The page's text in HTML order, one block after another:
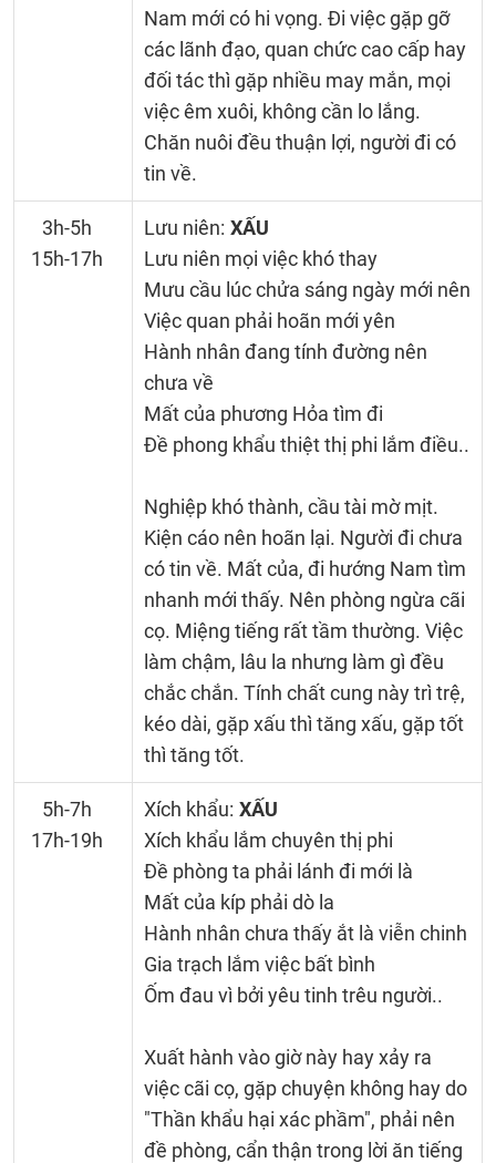
Nam mới có hi vọng. Đi việc gặp gỡ
các lãnh đạo, quan chức cao cấp hay
đối tác thì gặp nhiều may mắn, mọi
việc êm xuôi, không cần lo lắng.
Chăn nuôi đều thuận lợi, người đi có
tin về.
3h-5h
15h-17h
Lưu niên: XẤU
Lưu niên mọi việc khó thay
Mưu cầu lúc chửa sáng ngày mới nên
Việc quan phải hoãn mới yên
Hành nhân đang tính đường nên
chưa về
Mất của phương Hỏa tìm đi
Đề phong khẩu thiệt thị phi lắm điều..
Nghiệp khó thành, cầu tài mờ mịt.
Kiện cáo nên hoãn lại. Người đi chưa
có tin về. Mất của, đi hướng Nam tìm
nhanh mới thấy. Nên phòng ngừa cãi
cọ. Miệng tiếng rất tầm thường. Việc
làm chậm, lâu la nhưng làm gì đều
chắc chắn. Tính chất cung này trì trệ,
kéo dài, gặp xấu thì tăng xấu, gặp tốt
thì tăng tốt.
5h-7h
17h-19h
Xích khẩu: XẤU
Xích khẩu lắm chuyên thị phi
Đề phòng ta phải lánh đi mới là
Mất của kíp phải dò la
Hành nhân chưa thấy ắt là viễn chinh
Gia trạch lắm việc bất bình
Ốm đau vì bởi yêu tinh trêu người..
Xuất hành vào giờ này hay xảy ra
việc cãi cọ, gặp chuyện không hay do
"Thần khẩu hại xác phầm", phải nên
đề phòng, cẩn thận trong lời ăn tiếng